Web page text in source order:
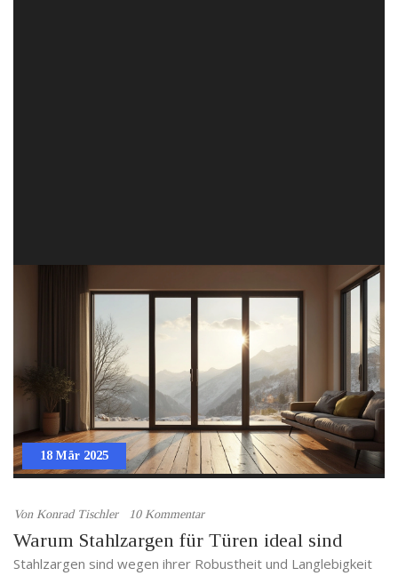
18 Mär 2025
Von Konrad Tischler 10 Kommentar
Warum Stahlzargen für Türen ideal sind
Stahlzargen sind wegen ihrer Robustheit und Langlebigkeit